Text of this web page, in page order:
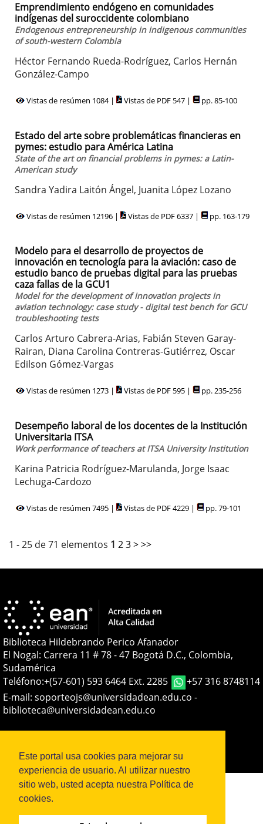
Este portal usa cookies para mejorar su
experiencia de usuario. Al utilizar nuestro
sitio web, usted acepta nuestra Política de
cookies.
Emprendimiento endógeno en comunidades
indígenas del suroccidente colombiano
Endogenous entrepreneurship in indigenous communities
of south-western Colombia
Héctor Fernando Rueda-Rodríguez, Carlos Hernán
González-Campo
Vistas de resúmen 1084 | Vistas de PDF 547 | pp. 85-100
Estado del arte sobre problemáticas financieras en
pymes: estudio para América Latina
State of the art on financial problems in pymes: a Latin-
American study
Sandra Yadira Laitón Ángel, Juanita López Lozano
Vistas de resúmen 12196 | Vistas de PDF 6337 | pp. 163-179
Modelo para el desarrollo de proyectos de
innovación en tecnología para la aviación: caso de
estudio banco de pruebas digital para las pruebas
caza fallas de la GCU1
Model for the development of innovation projects in
aviation technology: case study - digital test bench for GCU
troubleshooting tests
Carlos Arturo Cabrera-Arias, Fabián Steven Garay-
Rairan, Diana Carolina Contreras-Gutiérrez, Oscar
Edilson Gómez-Vargas
Vistas de resúmen 1273 | Vistas de PDF 595 | pp. 235-256
Desempeño laboral de los docentes de la Institución
Universitaria ITSA
Work performance of teachers at ITSA University Institution
Karina Patricia Rodríguez-Marulanda, Jorge Isaac
Lechuga-Cardozo
Vistas de resúmen 7495 | Vistas de PDF 4229 | pp. 79-101
1 - 25 de 71 elementos 1 23>>>
Biblioteca Hildebrando Perico Afanador
El Nogal: Carrera 11 # 78 - 47 Bogotá D.C., Colombia,
Sudamérica
Teléfono:+(57-601) 593 6464 Ext. 2285
+57 316 8748114
E-mail: soporteojs@universidadean.edu.co -
biblioteca@universidadean.edu.co